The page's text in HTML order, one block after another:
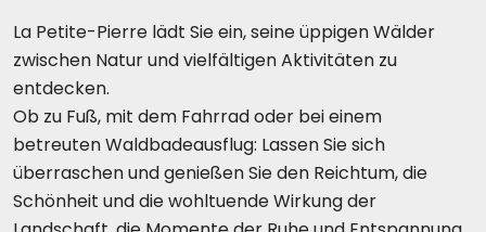
La Petite-Pierre lädt Sie ein, seine üppigen Wälder
zwischen Natur und vielfältigen Aktivitäten zu
entdecken.
Ob zu Fuß, mit dem Fahrrad oder bei einem
betreuten Waldbadeausflug: Lassen Sie sich
überraschen und genießen Sie den Reichtum, die
Schönheit und die wohltuende Wirkung der